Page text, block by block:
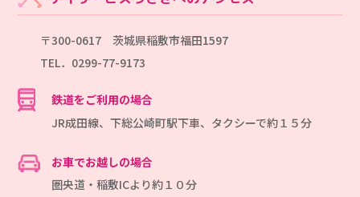
〒300-0617 茨城県稲敷市福田1597
TEL．0299-77-9173
鉄道をご利用の場合
JR成田線、下総公崎町駅下車、タクシーで約１５分
お車でお越しの場合
圏央道・稲敷ICより約１０分